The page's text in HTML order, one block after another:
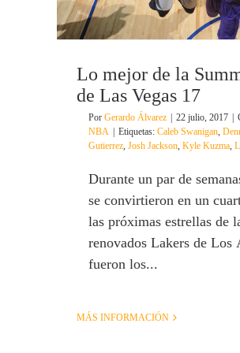
Lo mejor de la
de Las Vegas 17
Por Gerardo Álvarez 22 julio, 2017
NBA
Etiquetas: Caleb Swanigan,
Gutierrez, Josh Jackson, Kyle Kuzma,
Durante un par de
se convirtieron en un
las próximas estrellas de
renovados Lakers de Los
fueron los...
MÁS INFORMACIÓN